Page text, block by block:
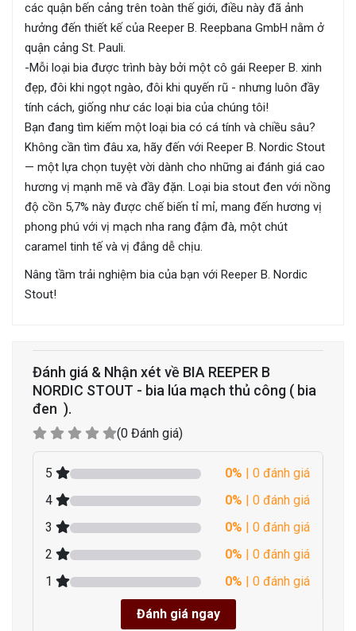
các quận bến cảng trên toàn thế giới, điều này đã ảnh
hưởng đến thiết kế của Reeper B. Reepbana GmbH nằm ở
quận cảng St. Pauli.
-Mỗi loại bia được trình bày bởi một cô gái Reeper B. xinh
đẹp, đôi khi ngọt ngào, đôi khi quyến rũ - nhưng luôn đầy
tính cách, giống như các loại bia của chúng tôi!
Bạn đang tìm kiếm một loại bia có cá tính và chiều sâu?
Không cần tìm đâu xa, hãy đến với Reeper B. Nordic Stout
— một lựa chọn tuyệt vời dành cho những ai đánh giá cao
hương vị mạnh mẽ và đầy đặn. Loại bia stout đen với nồng
độ cồn 5,7% này được chế biến tỉ mỉ, mang đến hương vị
phong phú với vị mạch nha rang đậm đà, một chút
caramel tinh tế và vị đắng dễ chịu.
Nâng tầm trải nghiệm bia của bạn với Reeper B. Nordic
Stout!
Đánh giá & Nhận xét về BIA REEPER B
NORDIC STOUT - bia lúa mạch thủ công ( bia
đen ).
(0 Đánh giá)
5 0% | 0 đánh giá
4
0% | 0 đánh giá
3
0% | 0 đánh giá
2
0% | 0 đánh giá
1
0% | 0 đánh giá
Đánh giá ngay